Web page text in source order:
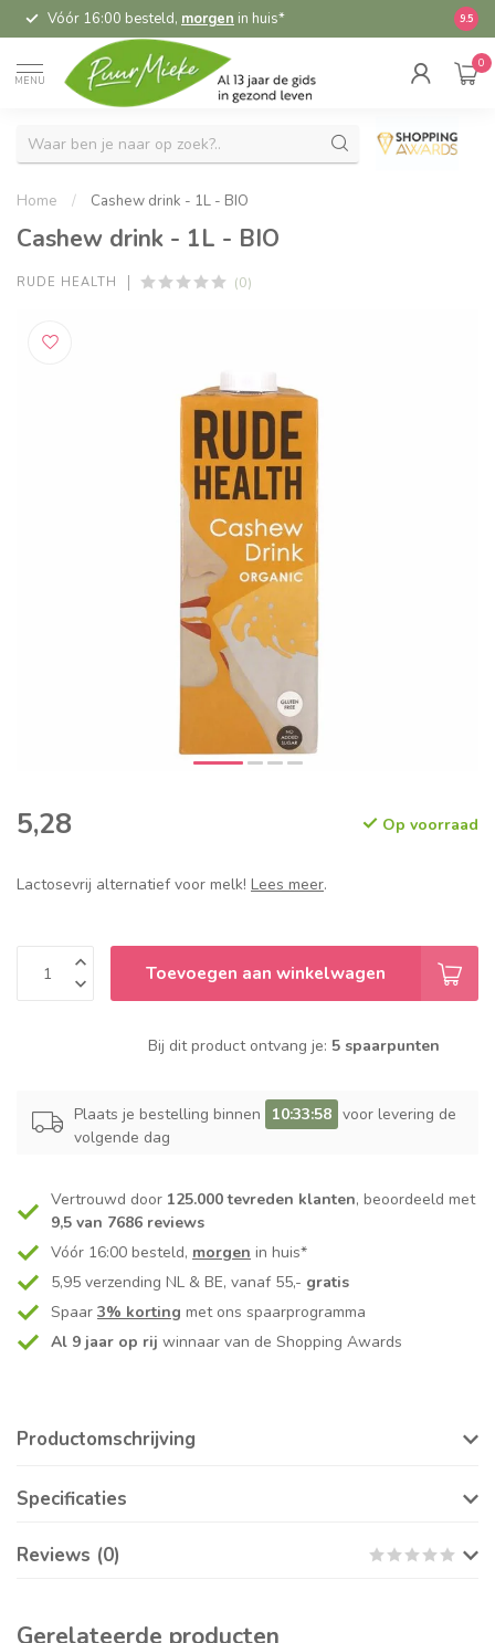
Vóór 16:00 besteld, morgen in huis* 9.5
MENU
0
Home / Cashew drink - 1L - BIO
Cashew drink - 1L - BIO
RUDE HEALTH (0)
5,28 Op voorraad
Lactosevrij alternatief voor melk! Lees meer.
Toevoegen aan winkelwagen
Bij dit product ontvang je: 5 spaarpunten
Plaats je bestelling binnen 10:33:58 voor levering de
volgende dag
Vertrouwd door 125.000 tevreden klanten, beoordeeld met
9,5 van 7686 reviews
Vóór 16:00 besteld, morgen in huis*
5,95 verzending NL & BE, vanaf 55,- gratis
Spaar 3% korting met ons spaarprogramma
Al 9 jaar op rij winnaar van de Shopping Awards
Productomschrijving
Specificaties
Reviews (0)
Gerelateerde producten